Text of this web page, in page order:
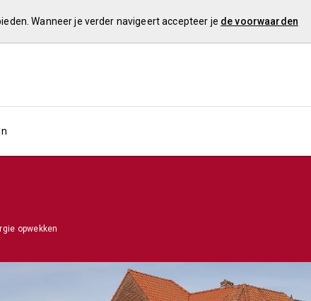
Wanneer je verder navigeert accepteer je de voorwaarden
opwekken